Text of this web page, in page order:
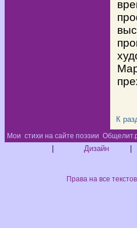
К
Мои стихи на сайте поэзии
Дизайн
Права на все